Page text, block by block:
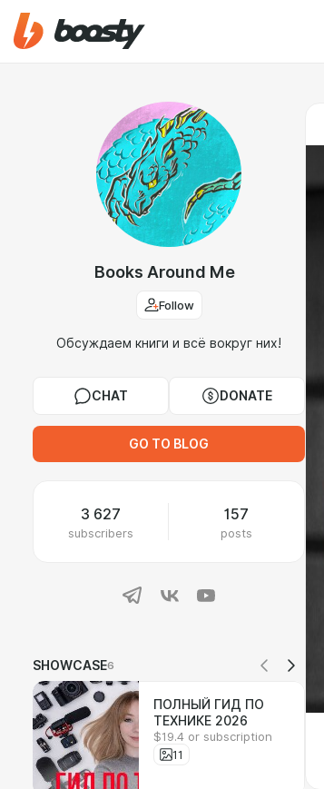
Books Around Me
Follow
Обсуждаем книги и всё вокруг них!
CHAT DONATE
GO TO BLOG
3 627
subscribers
157
posts
SHOWCASE6
ПОЛНЫЙ ГИД ПО
ТЕХНИКЕ 2026
$19.4 or subscription
11